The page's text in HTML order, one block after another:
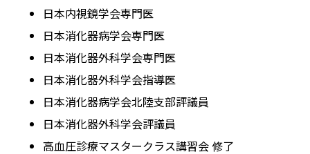
日本内視鏡学会専門医
日本消化器病学会専門医
日本消化器外科学会専門医
日本消化器外科学会指導医
日本消化器病学会北陸支部評議員
日本消化器外科学会評議員
高血圧診療マスタークラス講習会 修了